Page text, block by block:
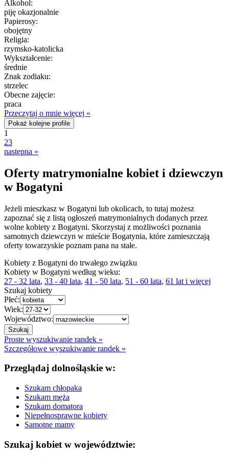
Alkohol:
piję okazjonalnie
Papierosy:
obojętny
Religia:
rzymsko-katolicka
Wykształcenie:
średnie
Znak zodiaku:
strzelec
Obecne zajęcie:
praca
Przeczytaj o mnie więcej »
Pokaż kolejne profile
1
23
następna »
Oferty matrymonialne kobiet i dziewczyn
w Bogatyni
Jeżeli mieszkasz w Bogatyni lub okolicach, to tutaj możesz
zapoznać się z listą ogłoszeń matrymonialnych dodanych przez
wolne kobiety z Bogatyni. Skorzystaj z możliwości poznania
samotnych dziewczyn w mieście Bogatynia, które zamieszczają
oferty towarzyskie poznam pana na stałe.
Kobiety z Bogatyni do trwałego związku
Kobiety w Bogatyni według wieku:
27 - 32 lata, 33 - 40 lata, 41 - 50 lata, 51 - 60 lata, 61 lat i więcej
Szukaj kobiety
Płeć:
Wiek:
Województwo:
Proste wyszukiwanie randek »
Szczegółowe wyszukiwanie randek »
Przeglądaj dolnośląskie w:
Szukam chłopaka
Szukam męża
Szukam domatora
Niepełnosprawne kobiety
Samotne mamy
Szukaj kobiet w województwie: